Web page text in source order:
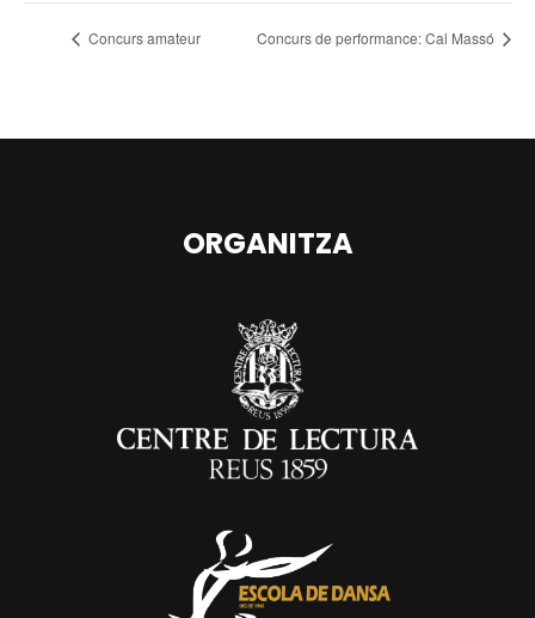
Concurs amateur Concurs de performance: Cal Massó
ORGANITZA